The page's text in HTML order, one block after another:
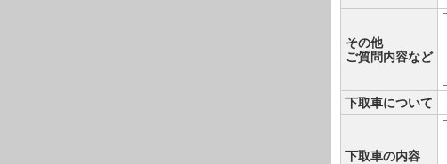
その他
ご質問内容など
下取車について
下取車の内容